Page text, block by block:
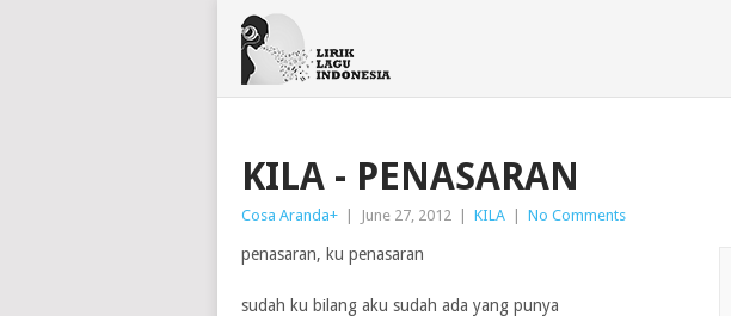
KILA - PENASARAN
Cosa Aranda+ June 27, 2012 KILA No Comments
penasaran, ku penasaran
sudah ku bilang aku sudah ada yang punya